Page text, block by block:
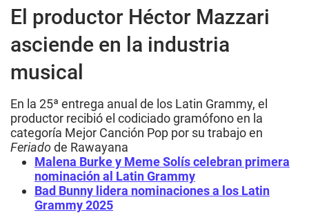
El productor Héctor Mazzari
asciende en la industria
musical
En la 25ª entrega anual de los Latin Grammy, el
productor recibió el codiciado gramófono en la
categoría Mejor Canción Pop por su trabajo en
Feriadode Rawayana
Malena Burke y Meme Solís celebran primera
nominación al Latin Grammy
Bad Bunny lidera nominaciones a los Latin
Grammy 2025